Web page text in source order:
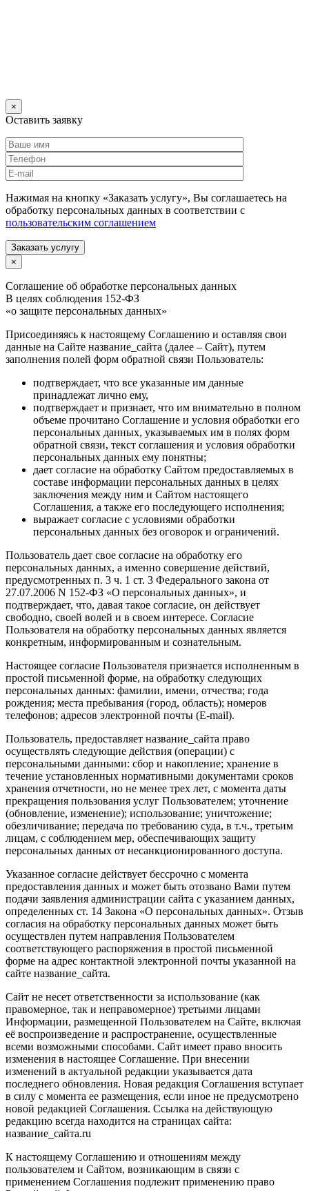
×
Оставить заявку
Нажимая на кнопку «Заказать услугу», Вы соглашаетесь на
обработку персональных данных в соответствии с
пользовательским соглашением
Заказать услугу
×
Соглашение об обработке персональных данных
В целях соблюдения 152-ФЗ
«о защите персональных данных»
Присоединяясь к настоящему Соглашению и оставляя свои
данные на Сайте название_сайта (далее – Сайт), путем
заполнения полей форм обратной связи Пользователь:
подтверждает, что все указанные им данные
принадлежат лично ему,
подтверждает и признает, что им внимательно в полном
объеме прочитано Соглашение и условия обработки его
персональных данных, указываемых им в полях форм
обратной связи, текст соглашения и условия обработки
персональных данных ему понятны;
дает согласие на обработку Сайтом предоставляемых в
составе информации персональных данных в целях
заключения между ним и Сайтом настоящего
Соглашения, а также его последующего исполнения;
выражает согласие с условиями обработки
персональных данных без оговорок и ограничений.
Пользователь дает свое согласие на обработку его
персональных данных, а именно совершение действий,
предусмотренных п. 3 ч. 1 ст. 3 Федерального закона от
27.07.2006 N 152-ФЗ «О персональных данных», и
подтверждает, что, давая такое согласие, он действует
свободно, своей волей и в своем интересе. Согласие
Пользователя на обработку персональных данных является
конкретным, информированным и сознательным.
Настоящее согласие Пользователя признается исполненным в
простой письменной форме, на обработку следующих
персональных данных: фамилии, имени, отчества; года
рождения; места пребывания (город, область); номеров
телефонов; адресов электронной почты (E-mail).
Пользователь, предоставляет название_сайта право
осуществлять следующие действия (операции) с
персональными данными: сбор и накопление; хранение в
течение установленных нормативными документами сроков
хранения отчетности, но не менее трех лет, с момента даты
прекращения пользования услуг Пользователем; уточнение
(обновление, изменение); использование; уничтожение;
обезличивание; передача по требованию суда, в т.ч., третьим
лицам, с соблюдением мер, обеспечивающих защиту
персональных данных от несанкционированного доступа.
Указанное согласие действует бессрочно с момента
предоставления данных и может быть отозвано Вами путем
подачи заявления администрации сайта с указанием данных,
определенных ст. 14 Закона «О персональных данных». Отзыв
согласия на обработку персональных данных может быть
осуществлен путем направления Пользователем
соответствующего распоряжения в простой письменной
форме на адрес контактной электронной почты указанной на
сайте название_сайта.
Сайт не несет ответственности за использование (как
правомерное, так и неправомерное) третьими лицами
Информации, размещенной Пользователем на Сайте, включая
её воспроизведение и распространение, осуществленные
всеми возможными способами. Сайт имеет право вносить
изменения в настоящее Соглашение. При внесении
изменений в актуальной редакции указывается дата
последнего обновления. Новая редакция Соглашения вступает
в силу с момента ее размещения, если иное не предусмотрено
новой редакцией Соглашения. Ссылка на действующую
редакцию всегда находится на страницах сайта:
название_сайта.ru
К настоящему Соглашению и отношениям между
пользователем и Сайтом, возникающим в связи с
применением Соглашения подлежит применению право